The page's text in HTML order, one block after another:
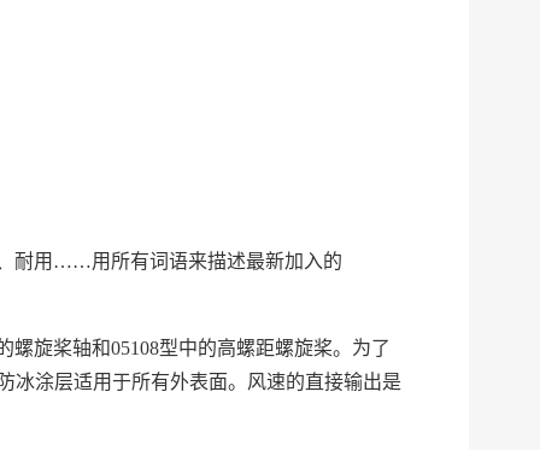
耐用 ……用所有词语来描述最新加入的
螺旋桨轴和05108型中的高螺距螺旋桨。为了
冰涂层适用于所有外表面。风速的直接输出是